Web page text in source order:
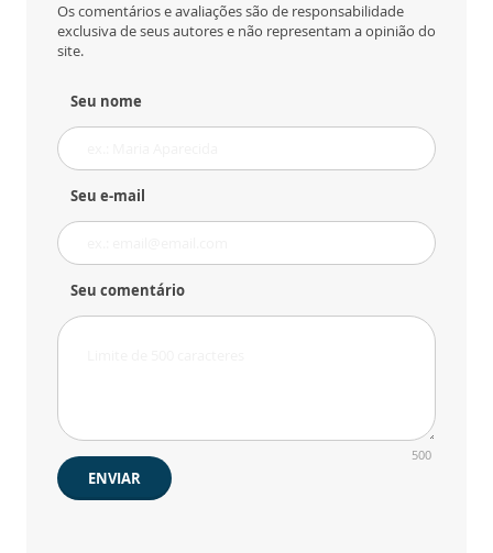
Os comentários e avaliações são de responsabilidade
exclusiva de seus autores e não representam a opinião do
site.
Seu nome
Seu e-mail
Seu comentário
500
ENVIAR